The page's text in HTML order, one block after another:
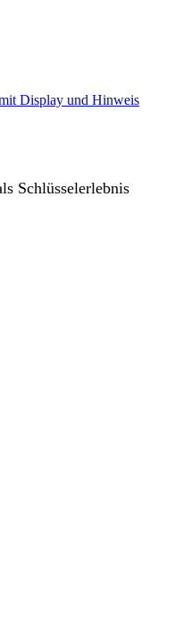
Schlüsselerlebnis